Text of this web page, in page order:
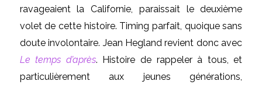
ravageaient la Californie, paraissait le deuxième
volet de cette histoire. Timing parfait, quoique sans
doute involontaire. Jean Hegland revient donc avec
Le temps d’après. Histoire de rappeler à tous, et
particulièrement aux jeunes générations,